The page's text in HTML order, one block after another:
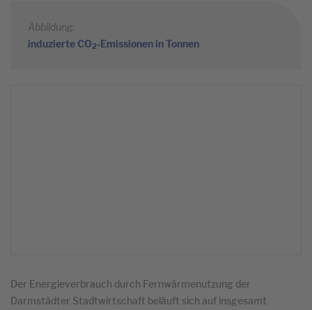
Abbildung:
induzierte CO2-Emissionen in Tonnen
Der Energieverbrauch durch Fernwärmenutzung der
Darmstädter Stadtwirtschaft beläuft sich auf insgesamt